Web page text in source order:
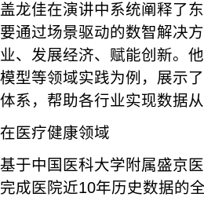
盖龙佳在演讲中系统阐释了
要通过场景驱动的数智解决
业、发展经济、赋能创新。
模型等领域实践为例，展示
体系，帮助各行业实现数据
在医疗健康领域
基于中国医科大学附属盛京
完成医院近10年历史数据的